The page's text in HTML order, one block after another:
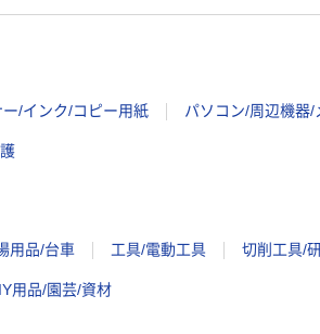
ー/インク/コピー用紙 パソコン/周辺機器/
用品/台車 工具/電動工具 切削工具/
用品/園芸/資材